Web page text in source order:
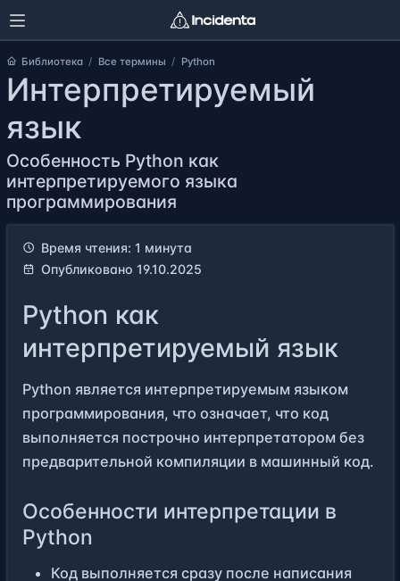
Библиотека Все термины Python
Интерпретируемый
язык
Особенность Python как
интерпретируемого языка
программирования
Время чтения: 1 минута
Опубликовано 19.10.2025
Python как
интерпретируемый язык
Python является интерпретируемым языком
программирования, что означает, что код
выполняется построчно интерпретатором без
предварительной компиляции в машинный код.
Особенности интерпретации в
Python
Код выполняется сразу после написания